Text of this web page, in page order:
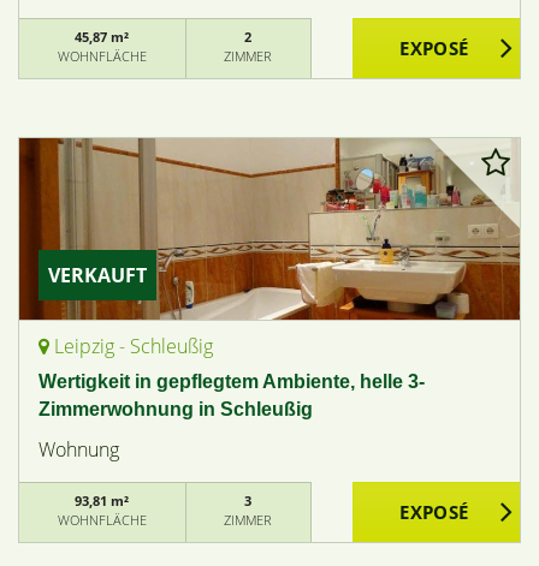
45,87 m²
WOHNFLÄCHE
2
ZIMMER
VERKAUFT
Leipzig - Schleußig
Wertigkeit in gepflegtem Ambiente, helle 3-
Zimmerwohnung in Schleußig
Wohnung
93,81 m²
WOHNFLÄCHE
3
ZIMMER